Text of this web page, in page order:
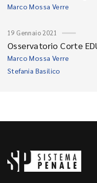
Marco Mossa Verre
19 Gennaio 2021
Osservatorio Corte
Marco Mossa Verre
Stefania Basilico